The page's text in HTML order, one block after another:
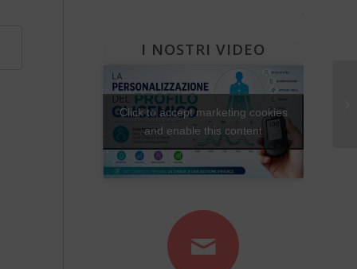
I NOSTRI VIDEO
Click to accept marketing cookies
and enable this content